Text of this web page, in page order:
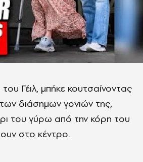
Γέιλ, μπήκε κουτσαίνοντας
διάσημων γονιών της,
του γύρω από την κόρη του
στο κέντρο.